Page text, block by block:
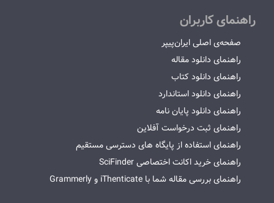
راهنمای کاربران
صفحه‌ی اصلی ایران‌پیپر
راهنمای دانلود مقاله
راهنمای دانلود کتاب
راهنمای دانلود استاندارد
راهنمای دانلود پایان نامه
راهنمای ثبت درخواست آفلاین
راهنمای استفاده از پایگاه های دسترسی مستقیم
راهنمای خرید اکانت اختصاصی SciFinder
راهنمای بررسی مقاله شما با iThenticate و Grammerly